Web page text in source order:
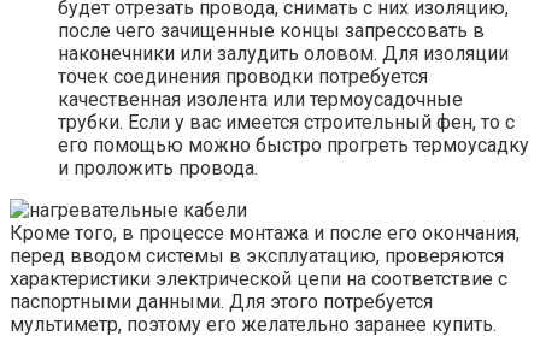
будет отрезать провода, снимать с них изоляцию,
после чего зачищенные концы запрессовать в
наконечники или залудить оловом. Для изоляции
точек соединения проводки потребуется
качественная изолента или термоусадочные
трубки. Если у вас имеется строительный фен, то с
его помощью можно быстро прогреть термоусадку
и проложить провода.
Кроме того, в процессе монтажа и после его окончания,
перед вводом системы в эксплуатацию, проверяются
характеристики электрической цепи на соответствие с
паспортными данными. Для этого потребуется
мультиметр, поэтому его желательно заранее купить.